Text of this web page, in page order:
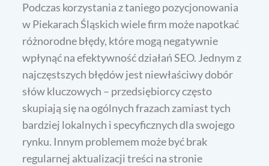
Podczas korzystania z taniego pozycjonowania
w Piekarach Śląskich wiele firm może napotkać
różnorodne błędy, które mogą negatywnie
wpłynąć na efektywność działań SEO. Jednym z
najczęstszych błędów jest niewłaściwy dobór
słów kluczowych – przedsiębiorcy często
skupiają się na ogólnych frazach zamiast tych
bardziej lokalnych i specyficznych dla swojego
rynku. Innym problemem może być brak
regularnej aktualizacji treści na stronie